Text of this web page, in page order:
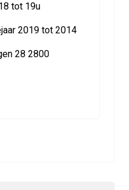
tot 19u
2019 tot 2014
28 2800